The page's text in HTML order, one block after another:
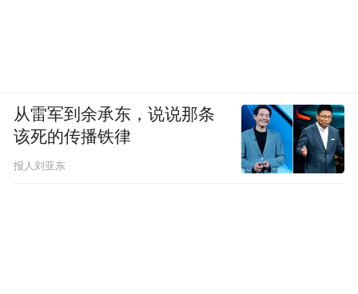
从雷军到余承东，说说那条
该死的传播铁律
报人刘亚东